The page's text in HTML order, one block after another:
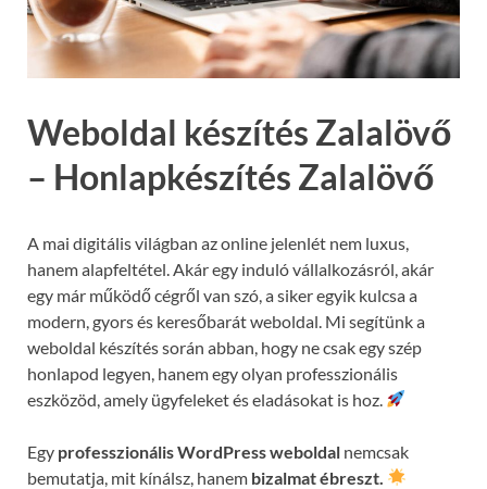
Weboldal készítés Zalalövő
– Honlapkészítés Zalalövő
A mai digitális világban az online jelenlét nem luxus,
hanem alapfeltétel. Akár egy induló vállalkozásról, akár
egy már működő cégről van szó, a siker egyik kulcsa a
modern, gyors és keresőbarát weboldal. Mi segítünk a
weboldal készítés során abban, hogy ne csak egy szép
honlapod legyen, hanem egy olyan professzionális
eszközöd, amely ügyfeleket és eladásokat is hoz.
Egy professzionális WordPress weboldal nemcsak
bemutatja, mit kínálsz, hanem bizalmat ébreszt.